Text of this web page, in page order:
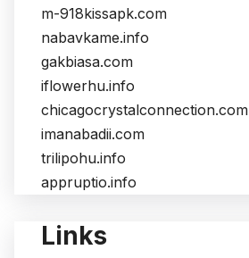
m-918kissapk.com
nabavkame.info
gakbiasa.com
iflowerhu.info
chicagocrystalconnection.com
imanabadii.com
trilipohu.info
appruptio.info
Links